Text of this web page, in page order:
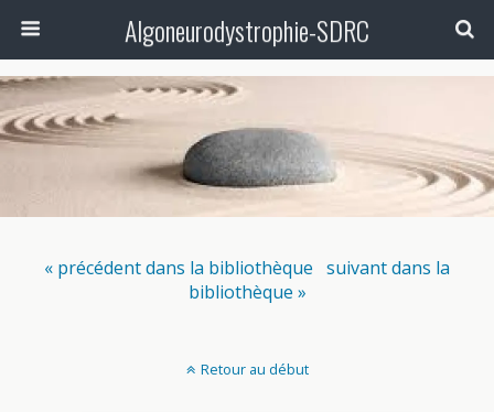
Algoneurodystrophie-SDRC
« précédent dans la bibliothèque suivant dans la
bibliothèque »
Retour au début